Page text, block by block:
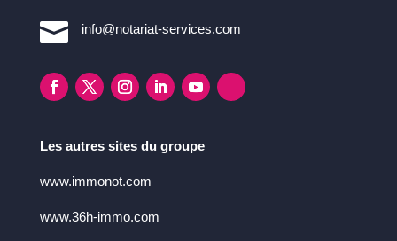
 info@notariat-services.com
Les autres sites du groupe
www.immonot.com
www.36h-immo.com